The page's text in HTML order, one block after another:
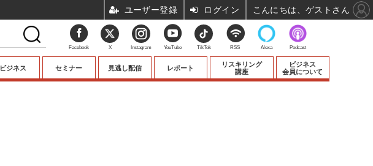
ビジネス セミナー 見逃し配信 レポート
リスキリング
講座
ビジネス
会員について
Facebook X Instagram YouTube TikTok RSS Alexa Podcast
ユーザー登録 ログイン こんにちは、ゲストさん